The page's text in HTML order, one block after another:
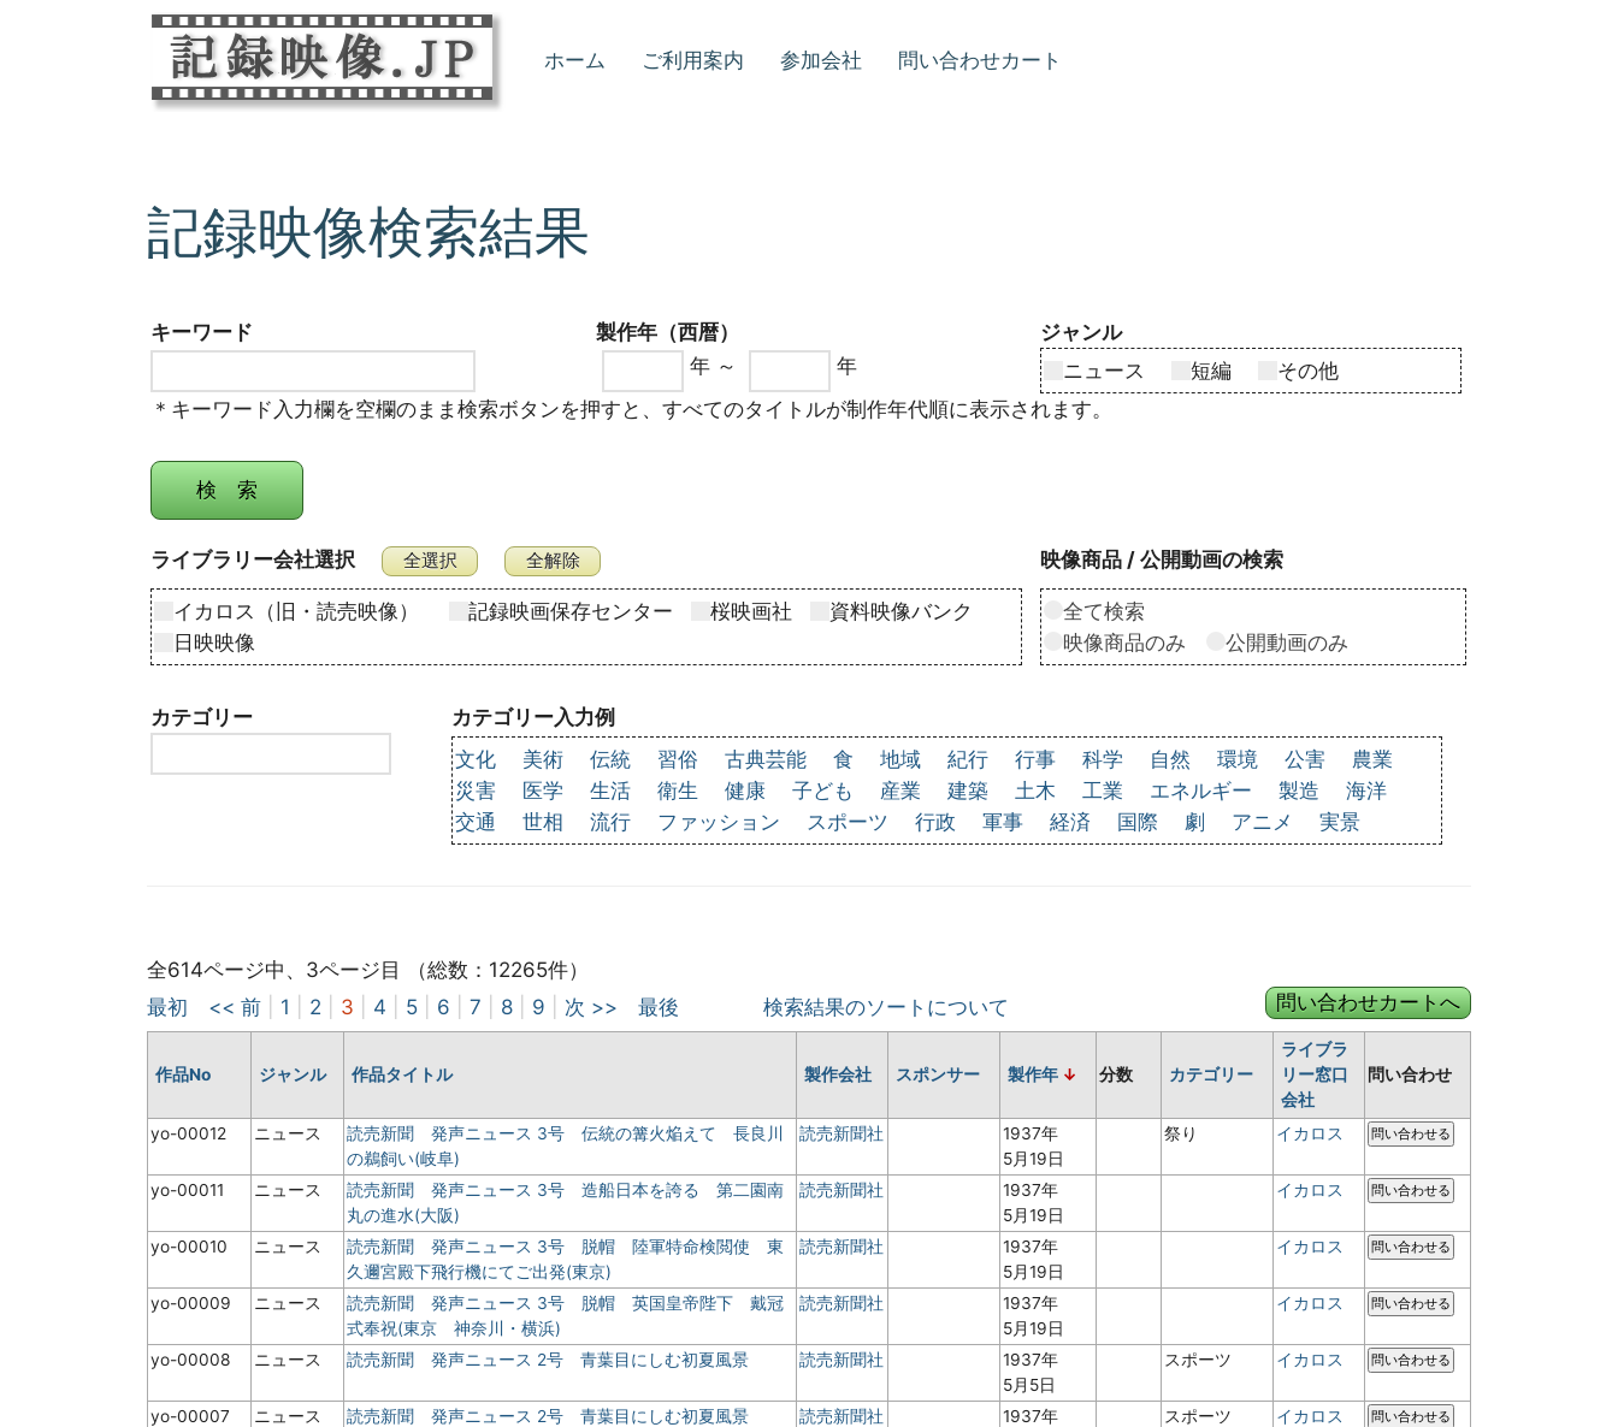
ホーム ご利用案内 参加会社 問い合わせカート
記録映像検索結果
キーワード
製作年（西暦）
年 ～
年
ジャンル
ニュース
短編
その他
＊キーワード入力欄を空欄のまま検索ボタンを押すと、すべてのタイトルが制作年代順に表示されます。
ライブラリー会社選択
イカロス（旧・読売映像） 記録映画保存センター 桜映画社
資料映像バンク
日映映像
映像商品 / 公開動画の検索
全て検索
映像商品のみ
公開動画のみ
カテゴリー
カテゴリー入力例
文化
美術 伝統 習俗 古典芸能 食 地域 紀行 行事 科学 自然 環境 公害
農業
災害
医学 生活 衛生 健康 子ども 産業 建築 土木 工業 エネルギー 製造
海洋
交通
世相 流行 ファッション スポーツ 行政 軍事 経済 国際 劇 アニメ 実景
全614ページ中、3ページ目 （総数：12265件）
最初
<< 前 1 2 3 4 5 6 7 8 9 次 >> 最後 検索結果のソートについて
作品No ジャンル 作品タイトル 製作会社 スポンサー 製作年 分数 カテゴリー
ライブラ
リー窓口
会社
問い合わせ
yo-00012 ニュース
読売新聞 発声ニュース 3号 伝統の篝火焔えて 長良川
の鵜飼い(岐阜)
読売新聞社
1937年
5月19日
祭り イカロス 問い合わせる
yo-00011 ニュース
読売新聞 発声ニュース 3号 造船日本を誇る 第二園南
丸の進水(大阪)
読売新聞社
1937年
5月19日
イカロス 問い合わせる
yo-00010 ニュース
読売新聞 発声ニュース 3号 脱帽 陸軍特命検閲使 東
久邇宮殿下飛行機にてご出発(東京)
読売新聞社
1937年
5月19日
イカロス 問い合わせる
yo-00009 ニュース
読売新聞 発声ニュース 3号 脱帽 英国皇帝陛下 戴冠
式奉祝(東京 神奈川・横浜)
読売新聞社
1937年
5月19日
イカロス 問い合わせる
yo-00008 ニュース 読売新聞 発声ニュース 2号 青葉目にしむ初夏風景 読売新聞社
1937年
5月5日
スポーツ イカロス 問い合わせる
yo-00007 ニュース 読売新聞 発声ニュース 2号 青葉目にしむ初夏風景 読売新聞社
1937年
スポーツ イカロス 問い合わせる